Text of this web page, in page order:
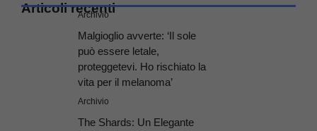
Articoli recenti
Archivio
Malgioglio avverte: ‘Il sole
può essere letale,
proteggetevi. Ho rischiato la
vita per il melanoma’
Archivio
The Shards: Un Elegante